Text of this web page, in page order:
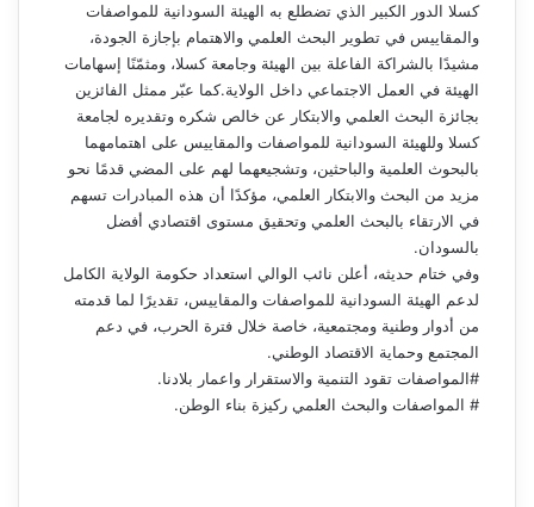
كسلا الدور الكبير الذي تضطلع به الهيئة السودانية للمواصفات
والمقاييس في تطوير البحث العلمي والاهتمام بإجازة الجودة،
مشيدًا بالشراكة الفاعلة بين الهيئة وجامعة كسلا، ومثمّنًا إسهامات
الهيئة في العمل الاجتماعي داخل الولاية.كما عبّر ممثل الفائزين
بجائزة البحث العلمي والابتكار عن خالص شكره وتقديره لجامعة
كسلا وللهيئة السودانية للمواصفات والمقاييس على اهتمامهما
بالبحوث العلمية والباحثين، وتشجيعهما لهم على المضي قدمًا نحو
مزيد من البحث والابتكار العلمي، مؤكدًا أن هذه المبادرات تسهم
في الارتقاء بالبحث العلمي وتحقيق مستوى اقتصادي أفضل
بالسودان.
وفي ختام حديثه، أعلن نائب الوالي استعداد حكومة الولاية الكامل
لدعم الهيئة السودانية للمواصفات والمقاييس، تقديرًا لما قدمته
من أدوار وطنية ومجتمعية، خاصة خلال فترة الحرب، في دعم
المجتمع وحماية الاقتصاد الوطني.
#المواصفات تقود التنمية والاستقرار واعمار بلادنا.
# المواصفات والبحث العلمي ركيزة بناء الوطن.